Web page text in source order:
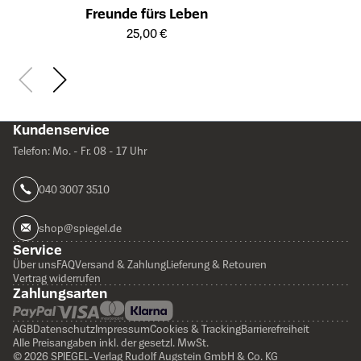
Freunde fürs Leben
Öffnet die Detailseite des Produkts
25,00 €
Kundenservice
Telefon: Mo. - Fr. 08 - 17 Uhr
040 3007 3510
shop@spiegel.de
Service
Über unsFAQVersand & ZahlungLieferung & Retouren
Vertrag widerrufen
Zahlungsarten
AGBDatenschutzImpressumCookies & TrackingBarrierefreiheit
Alle Preisangaben inkl. der gesetzl. MwSt.
© 2026 SPIEGEL-Verlag Rudolf Augstein GmbH & Co. KG